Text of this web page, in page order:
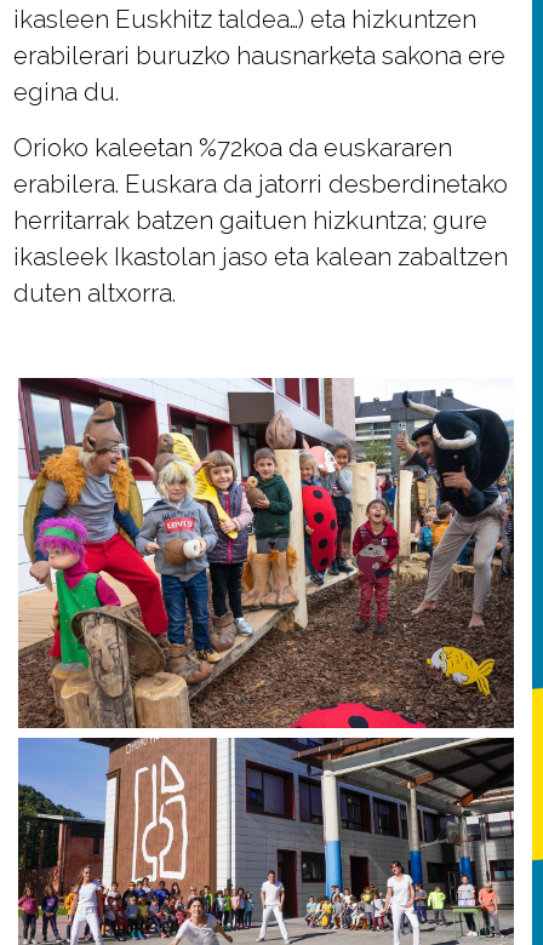
ikasleen Euskhitz taldea…) eta hizkuntzen
erabilerari buruzko hausnarketa sakona ere
egina du.
Orioko kaleetan %72koa da euskararen
erabilera. Euskara da jatorri desberdinetako
herritarrak batzen gaituen hizkuntza; gure
ikasleek Ikastolan jaso eta kalean zabaltzen
duten altxorra.